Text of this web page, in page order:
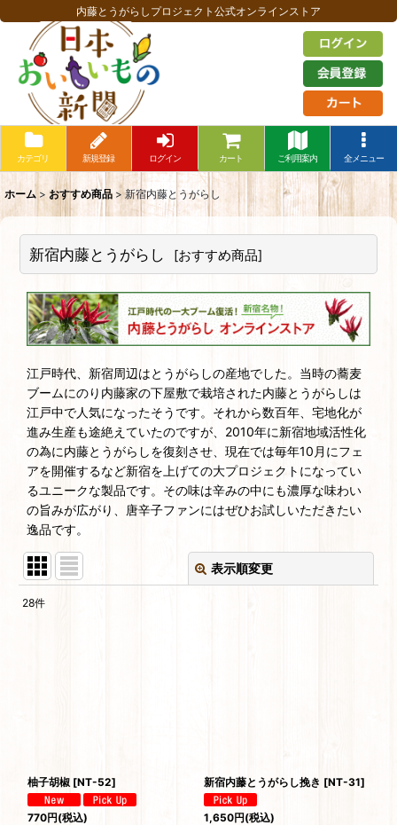
内藤とうがらしプロジェクト公式オンラインストア
カテゴリ 新規登録 ログイン カート ご利用案内 全メニュー
ホーム > おすすめ商品 > 新宿内藤とうがらし
新宿内藤とうがらし [おすすめ商品]
江戸時代、新宿周辺はとうがらしの産地でした。当時の蕎麦
ブームにのり内藤家の下屋敷で栽培された内藤とうがらしは
江戸中で人気になったそうです。それから数百年、宅地化が
進み生産も途絶えていたのですが、2010年に新宿地域活性化
の為に内藤とうがらしを復刻させ、現在では毎年10月にフェ
アを開催するなど新宿を上げての大プロジェクトになってい
るユニークな製品です。その味は辛みの中にも濃厚な味わい
の旨みが広がり、唐辛子ファンにはぜひお試しいただきたい
逸品です。
表示順変更
28件
柚子胡椒 [NT-52]
770円(税込)
新宿内藤とうがらし挽き [NT-31]
1,650円(税込)